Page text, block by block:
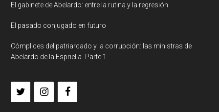
El gabinete de Abelardo: entre la rutina y la regresión
El pasado conjugado en futuro
Cómplices del patriarcado y la corrupción: las ministras de
Abelardo de la Espriella- Parte 1